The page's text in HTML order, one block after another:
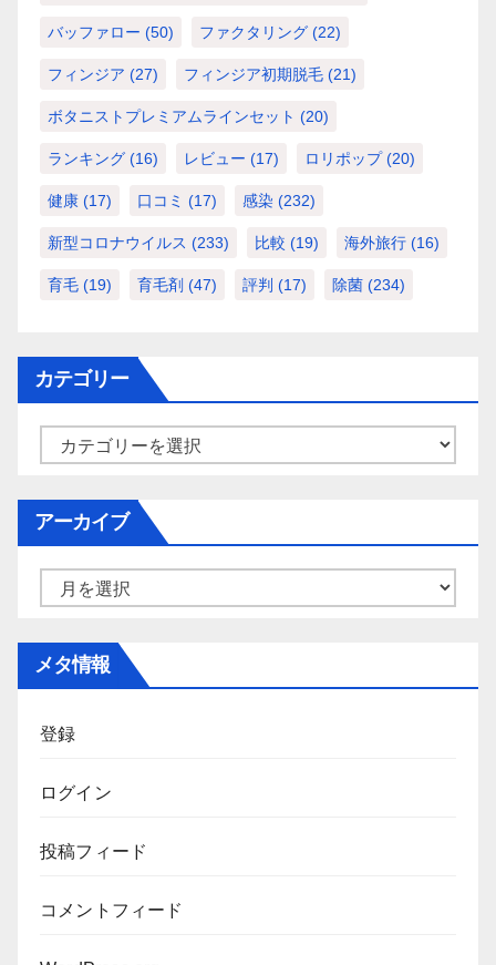
バッファロー (50) ファクタリング (22)
フィンジア (27) フィンジア初期脱毛 (21)
ボタニストプレミアムラインセット (20)
ランキング (16) レビュー (17) ロリポップ(20)
健康 (17) 口コミ (17) 感染 (232)
新型コロナウイルス (233) 比較 (19) 海外旅行 (16)
育毛 (19) 育毛剤 (47) 評判 (17) 除菌 (234)
カテゴリー
ー
アーカイブ
メタ情報
登録
ログイン
投稿フィード
コメントフィード